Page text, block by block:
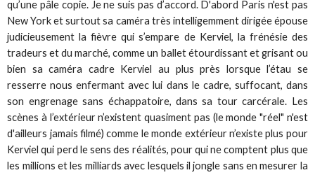
qu’une pâle copie. Je ne suis pas d’accord. D'abord Paris n'est pas
New York et surtout sa caméra très intelligemment dirigée épouse
judicieusement la fièvre qui s’empare de Kerviel, la frénésie des
tradeurs et du marché, comme un ballet étourdissant et grisant ou
bien sa caméra cadre Kerviel au plus près lorsque l’étau se
resserre nous enfermant avec lui dans le cadre, suffocant, dans
son engrenage sans échappatoire, dans sa tour carcérale. Les
scènes à l’extérieur n’existent quasiment pas (le monde "réel" n'est
d'ailleurs jamais filmé) comme le monde extérieur n’existe plus pour
Kerviel qui perd le sens des réalités, pour qui ne comptent plus que
les millions et les milliards avec lesquels il jongle sans en mesurer la